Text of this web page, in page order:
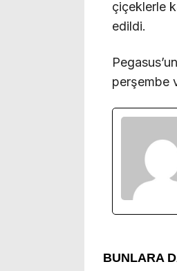
çiçeklerle
edildi.
perşembe